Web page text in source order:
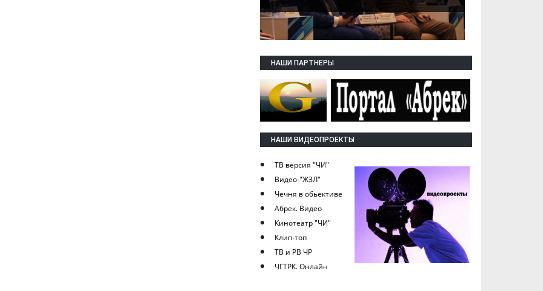
НАШИ ПАРТНЕРЫ
НАШИ ВИДЕОПРОЕКТЫ
ТВ версия "ЧИ"
Видео-"ЖЗЛ"
Чечня в обьективе
Абрек. Видео
Кинотеатр "ЧИ"
Клип-топ
ТВ и РВ ЧР
ЧГТРК. Онлайн